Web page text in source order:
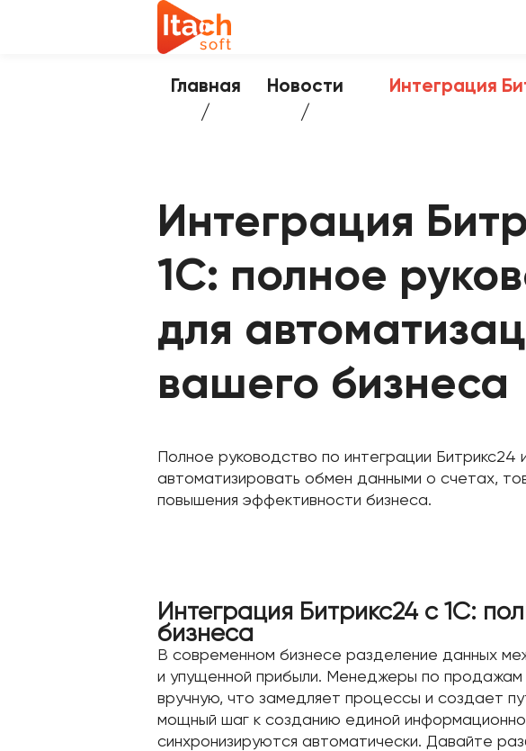
Главная Новости
Интеграция
Интеграция
1С: полное
для
вашего бизнеса
Полное руководство по интеграции Битрикс24
автоматизировать обмен данными о счетах,
повышения эффективности бизнеса.
Интеграция Битрикс24 с 1С:
бизнеса
В современном бизнесе разделение данных
и упущенной прибыли. Менеджеры по
вручную, что замедляет процессы и создает
мощный шаг к созданию единой
синхронизируются автоматически. Давайте